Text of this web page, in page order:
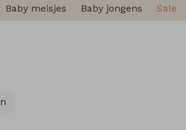
Baby meisjes Baby jongens Sale